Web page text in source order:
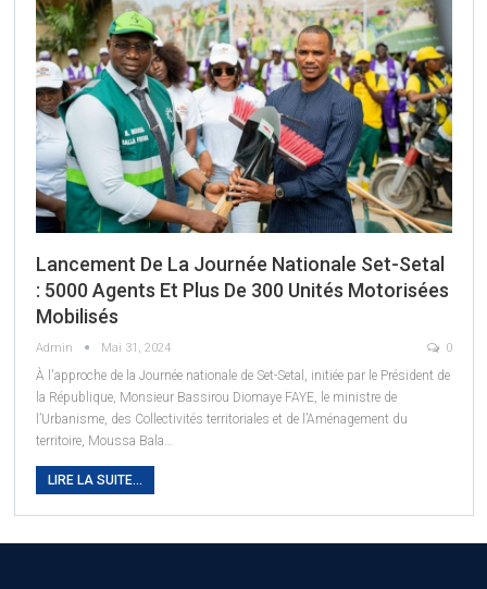
Lancement De La Journée Nationale Set-Setal
: 5000 Agents Et Plus De 300 Unités Motorisées
Mobilisés
Admin Mai 31, 2024 0
À l'approche de la Journée nationale de Set-Setal, initiée par le Président de
la République, Monsieur Bassirou Diomaye FAYE, le ministre de
l’Urbanisme, des Collectivités territoriales et de l’Aménagement du
territoire, Moussa Bala
LIRE LA SUITE...